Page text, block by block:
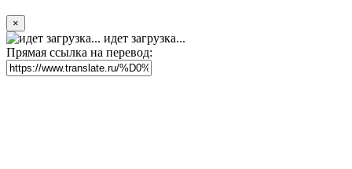
×
идет загрузка...
Прямая ссылка на перевод: